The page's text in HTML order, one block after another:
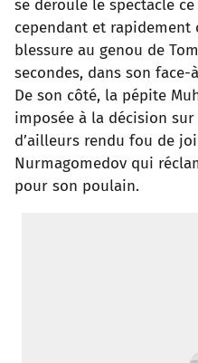
o
k
r p
p
se déroule le spectacle
cependant et rapidement
blessure au genou de
secondes, dans son
De son côté, la pépite
imposée à la décision
d’ailleurs rendu fou de
Nurmagomedov qui
pour son poulain.